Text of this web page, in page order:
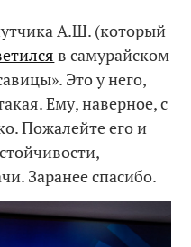
А.Ш. (который
в самурайском
Это у него,
Ему, наверное, с
Пожалейте его и
Заранее спасибо.